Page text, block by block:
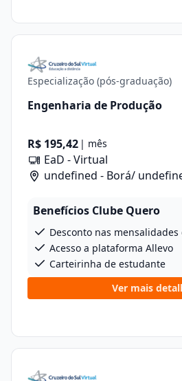
Especialização (pós-graduação)
Engenharia de Produção
R$ 195,42 | mês
EaD - Virtual
undefined - Borá/
Benefícios Clube Quero
Desconto nas mensalidades
Acesso a plataforma Allevo
Carteirinha de estudante
Ver mais